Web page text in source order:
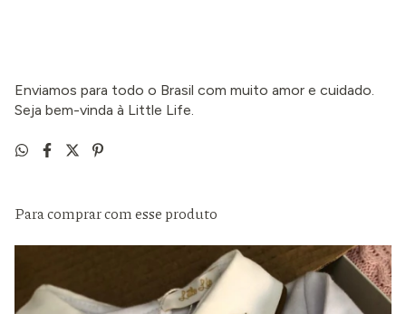
Enviamos para todo o Brasil com muito amor e cuidado.
Seja bem-vinda à Little Life.
Para comprar com esse produto